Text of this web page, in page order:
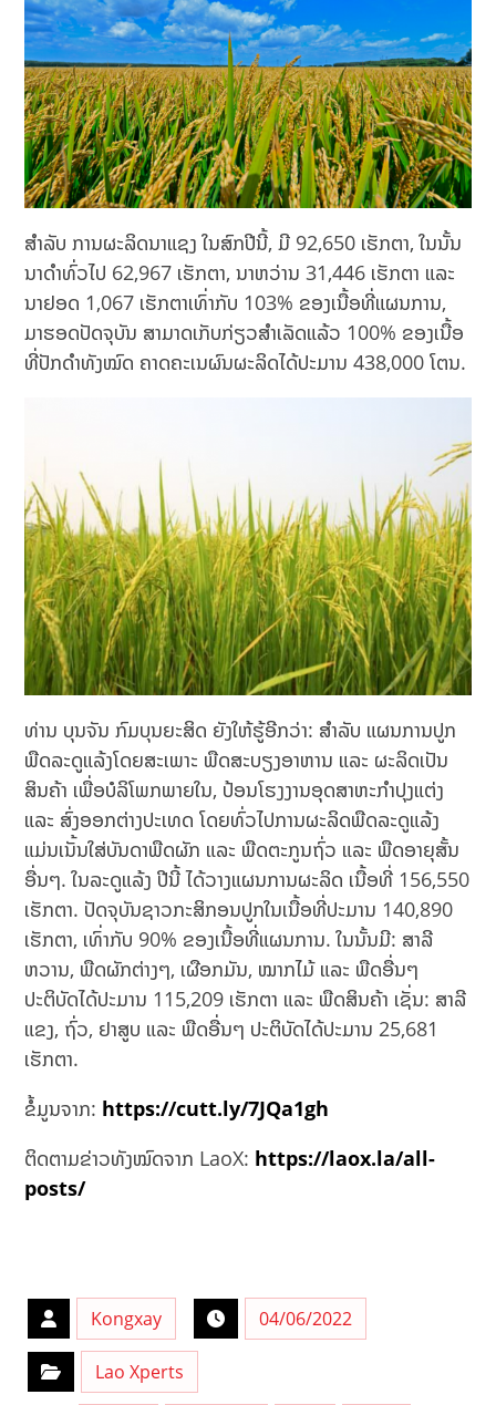
ສຳລັບ ການຜະລິດນາແຊງ ໃນສົກປີນີ້, ມີ 92,650 ເຮັກຕາ, ໃນນັ້ນ
ນາດໍາທົ່ວໄປ 62,967 ເຮັກຕາ, ນາຫວ່ານ 31,446 ເຮັກຕາ ແລະ
ນາຢອດ 1,067 ເຮັກຕາເທົ່າກັບ 103% ຂອງເນື້ອທີ່ແຜນການ,
ມາຮອດປັດຈຸບັນ ສາມາດເກັບກ່ຽວສໍາເລັດແລ້ວ 100% ຂອງເນື້ອ
ທີ່ປັກດໍາທັງໝົດ ຄາດຄະເນຜົນຜະລິດໄດ້ປະມານ 438,000 ໂຕນ.
ທ່ານ ບຸນຈັນ ກົມບຸນຍະສິດ ຍັງໃຫ້ຮູ້ອີກວ່າ: ສຳລັບ ແຜນການປູກ
ພືດລະດູແລ້ງໂດຍສະເພາະ ພືດສະບຽງອາຫານ ແລະ ຜະລິດເປັນ
ສິນຄ້າ ເພື່ອບໍລິໂພກພາຍໃນ, ປ້ອນໂຮງງານອຸດສາຫະກໍາປຸງແຕ່ງ
ແລະ ສົ່ງອອກຕ່າງປະເທດ ໂດຍທົ່ວໄປການຜະລິດພືດລະດູແລ້ງ
ແມ່ນເນັ້ນໃສ່ບັນດາພືດຜັກ ແລະ ພືດຕະກູນຖົ່ວ ແລະ ພືດອາຍຸສັ້ນ
ອື່ນໆ. ໃນລະດູແລ້ງ ປີນີ້ ໄດ້ວາງແຜນການຜະລິດ ເນື້ອທີ່ 156,550
ເຮັກຕາ. ປັດຈຸບັນຊາວກະສິກອນປູກໃນເນື້ອທີ່ປະມານ 140,890
ເຮັກຕາ, ເທົ່າກັບ 90% ຂອງເນື້ອທີ່ແຜນການ. ໃນນັ້ນມີ: ສາລີ
ຫວານ, ພືດຜັກຕ່າງໆ, ເຜືອກມັນ, ໝາກໄມ້ ແລະ ພືດອື່ນໆ
ປະຕິບັດໄດ້ປະມານ 115,209 ເຮັກຕາ ແລະ ພືດສິນຄ້າ ເຊັ່ນ: ສາລີ
ແຂງ, ຖົ່ວ, ຢາສູບ ແລະ ພືດອື່ນໆ ປະຕິບັດໄດ້ປະມານ 25,681
ເຮັກຕາ.
ຂໍ້ມູນຈາກ: https://cutt.ly/7JQa1gh
ຕິດຕາມຂ່າວທັງໝົດຈາກ LaoX: https://laox.la/all-
posts/
Kongxay 04/06/2022
Lao Xperts